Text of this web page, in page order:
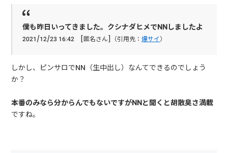
僕も昨日いってきました。クシナダヒメでNNしましたよ
2021/12/23 16:42 [匿名さん]（引用先：爆サイ）
しかし、ピンサロでNN（生中出し）なんてできるのでしょう
か？
本番のみなら分からんでもないですがNNと聞くと胡散臭さ満載
ですね。